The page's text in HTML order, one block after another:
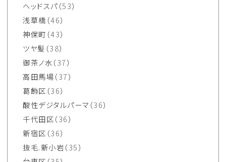
ヘッドスパ（53）
浅草橋 （46）
神保町 （43）
ツヤ髪 （38）
御茶ノ水（37）
高田馬場（37）
葛飾区 （36）
酸性デジタルパーマ （36）
千代田区（36）
新宿区 （36）
抜毛.新小岩（35）